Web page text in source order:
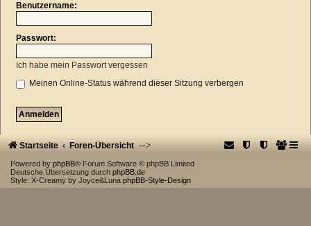
Benutzername:
Passwort:
Ich habe mein Passwort vergessen
Meinen Online-Status während dieser Sitzung verbergen
Startseite Foren-Übersicht -->
Powered by phpBB® Forum Software © phpBB Limited
Deutsche Übersetzung durch phpBB.de
Style: X-Creamy by Joyce&Luna phpBB-Style-Design